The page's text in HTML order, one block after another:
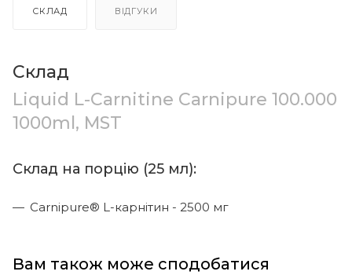
СКЛАД ВІДГУКИ
Склад
Liquid L-Carnitine Carnipure 100.000
1000ml, MST
Склад на порцію (25 мл):
Carnipure® L-карнітин - 2500 мг
Вам також може сподобатися